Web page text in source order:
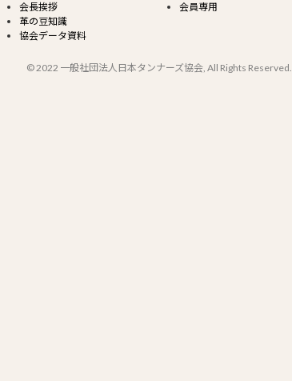
会長挨拶
革の豆知識
協会データ資料
会員専用
© 2022 一般社団法人日本タンナーズ協会, All Rights Reserved.